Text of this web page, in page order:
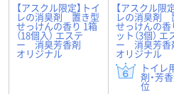
【アスクル限定】トイ
レの消臭剤 置き型
せっけんの香り 1箱
（18個入） エステ
ー 消臭芳香剤
オリジナル
【アスクル限
レの消臭剤
せっけんの香
ット（3個） エ
ー 消臭芳
オリジナル
トイレ
剤・芳
位